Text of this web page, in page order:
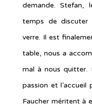
demande. Stefan,
temps de
verre. Il est
table, nous a
mal à nous quitter.
passion et l’accueil
Faucher méritent à